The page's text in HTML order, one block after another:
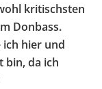
kritischsten
Donbass.
ich hier und
bin, da ich